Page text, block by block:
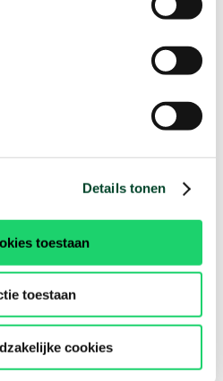
Details tonen
toestaan
toestaan
cookies